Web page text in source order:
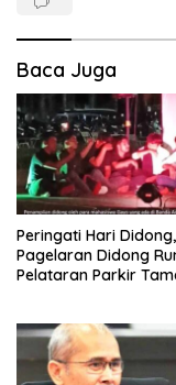
Baca Juga
Peringati Hari Didong,
Pagelaran Didong
Pelataran Parkir